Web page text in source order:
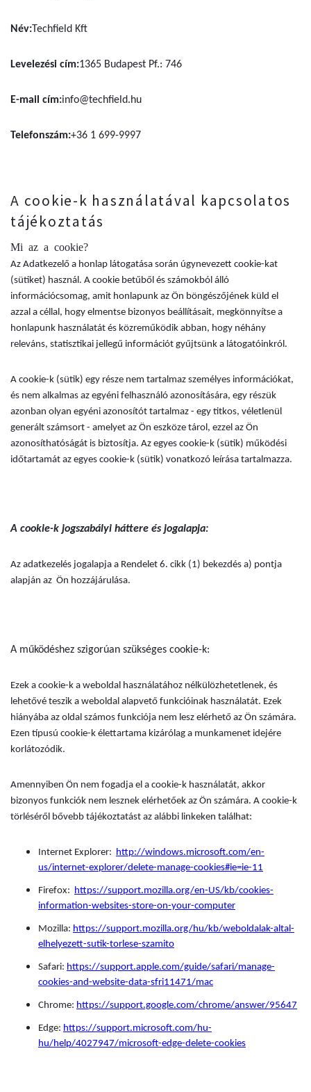
Név:Techfield Kft
Levelezési cím:1365 Budapest Pf.: 746
E-mail cím:info@techfield.hu
Telefonszám:+36 1 699-9997
A cookie-k használatával kapcsolatos
tájékoztatás
Mi az a cookie?
Az Adatkezelő a honlap látogatása során úgynevezett cookie-kat
(sütiket) használ. A cookie betűből és számokból álló
információcsomag, amit honlapunk az Ön böngészőjének küld el
azzal a céllal, hogy elmentse bizonyos beállításait, megkönnyítse a
honlapunk használatát és közreműködik abban, hogy néhány
releváns, statisztikai jellegű információt gyűjtsünk a látogatóinkról.
A cookie-k (sütik) egy része nem tartalmaz személyes információkat,
és nem alkalmas az egyéni felhasználó azonosítására, egy részük
azonban olyan egyéni azonosítót tartalmaz - egy titkos, véletlenül
generált számsort - amelyet az Ön eszköze tárol, ezzel az Ön
azonosíthatóságát is biztosítja. Az egyes cookie-k (sütik) működési
időtartamát az egyes cookie-k (sütik) vonatkozó leírása tartalmazza.
A cookie-k jogszabályi háttere és jogalapja:
Az adatkezelés jogalapja a Rendelet 6. cikk (1) bekezdés a) pontja
alapján az Ön hozzájárulása.
A működéshez szigorúan szükséges cookie-k:
Ezek a cookie-k a weboldal használatához nélkülözhetetlenek, és
lehetővé teszik a weboldal alapvető funkcióinak használatát. Ezek
hiányába az oldal számos funkciója nem lesz elérhető az Ön számára.
Ezen típusú cookie-k élettartama kizárólag a munkamenet idejére
korlátozódik.
Amennyiben Ön nem fogadja el a cookie-k használatát, akkor
bizonyos funkciók nem lesznek elérhetőek az Ön számára. A cookie-k
törléséről bővebb tájékoztatást az alábbi linkeken találhat:
Internet Explorer: http://windows.microsoft.com/en-
us/internet-explorer/delete-manage-cookies#ie=ie-11
Firefox: https://support.mozilla.org/en-US/kb/cookies-
information-websites-store-on-your-computer
Mozilla: https://support.mozilla.org/hu/kb/weboldalak-altal-
elhelyezett-sutik-torlese-szamito
Safari: https://support.apple.com/guide/safari/manage-
cookies-and-website-data-sfri11471/mac
Chrome: https://support.google.com/chrome/answer/95647
Edge: https://support.microsoft.com/hu-
hu/help/4027947/microsoft-edge-delete-cookies